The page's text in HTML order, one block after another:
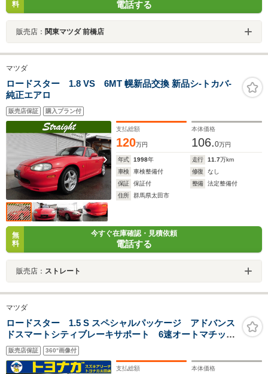
料
電話する
販売店： 関東マツダ 前橋店
マツダ
ロードスター 1.8 VS 6MT 幌新品交換 新品シ-トカバ-
純正エアロ
販売店保証 購入プラン付
支払総額
120万円
本体価格
106.0万円
年式 1998年 走行 11.7万km
車検
車検整備付 修復
なし
保証
保証付 整備
法定整備付
住所
群馬県太田市
無
料
今すぐ在庫確認・見積依頼
電話する
販売店： ストレート
マツダ
ロードスター 1.5 S スペシャルパッケージ アドバンス
ドスマートシティブレーキサポート 6速オートマチッ
ク パドルシフト 8.8インチセンターディスプレイ シ
ートヒーター アダプティブLEDヘッドライト
販売店保証 360°画像付
支払総額 本体価格